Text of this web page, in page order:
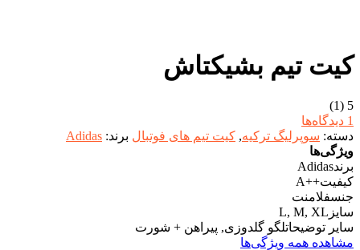
کیت تیم بشیکتاش
5
(1)
1 دیدگاه‌ها
دسته: سوپرلیگ ترکیه, کیت تیم های فوتبال برند: Adidas
ویژگی‌ها
برندAdidas
کیفیت++A
جنسفلامنت
سایز L, M, XL
سایر توضیحاتلگو گلدوزی, پیراهن + شورت
مشاهده همه ویژگی‌ها